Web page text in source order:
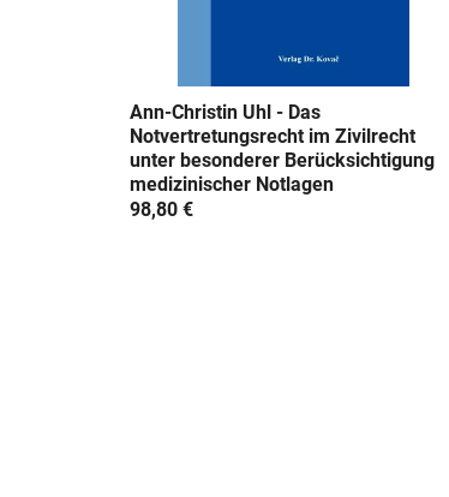
Ann-Christin Uhl - Das
Notvertretungsrecht im Zivilrecht
unter besonderer Berücksichtigung
medizinischer Notlagen
98,80 €